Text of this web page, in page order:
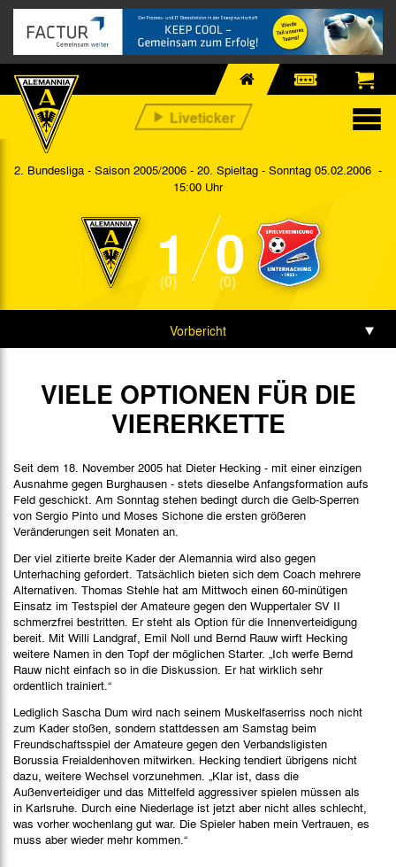
2. Bundesliga - Saison 2005/2006 - 20. Spieltag - Sonntag 05.02.2006 -
15:00 Uhr
1
(0) 0
(0)
Vorbericht
Spielbericht
Bilder
VIELE OPTIONEN FÜR DIE
VIERERKETTE
Seit dem 18. November 2005 hat Dieter Hecking - mit einer einzigen
Ausnahme gegen Burghausen - stets dieselbe Anfangsformation aufs
Feld geschickt. Am Sonntag stehen bedingt durch die Gelb-Sperren
von Sergio Pinto und Moses Sichone die ersten größeren
Veränderungen seit Monaten an.
Der viel zitierte breite Kader der Alemannia wird also gegen
Unterhaching gefordert. Tatsächlich bieten sich dem Coach mehrere
Alternativen. Thomas Stehle hat am Mittwoch einen 60-minütigen
Einsatz im Testspiel der Amateure gegen den Wuppertaler SV II
schmerzfrei bestritten. Er steht als Option für die Innenverteidigung
bereit. Mit Willi Landgraf, Emil Noll und Bernd Rauw wirft Hecking
weitere Namen in den Topf der möglichen Starter. „Ich werfe Bernd
Rauw nicht einfach so in die Diskussion. Er hat wirklich sehr
ordentlich trainiert.“
Lediglich Sascha Dum wird nach seinem Muskelfaserriss noch nicht
zum Kader stoßen, sondern stattdessen am Samstag beim
Freundschaftsspiel der Amateure gegen den Verbandsligisten
Borussia Freialdenhoven mitwirken. Hecking tendiert übrigens nicht
dazu, weitere Wechsel vorzunehmen. „Klar ist, dass die
Außenverteidiger und das Mittelfeld aggressiver spielen müssen als
in Karlsruhe. Durch eine Niederlage ist jetzt aber nicht alles schlecht,
was vorher wochenlang gut war. Die Spieler haben mein Vertrauen, es
muss aber wieder mehr kommen.“